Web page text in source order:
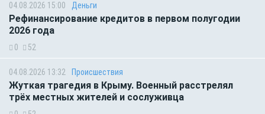
04.08.2026 15:00 Деньги
Рефинансирование кредитов в первом полугодии
2026 года
0 52
04.08.2026 13:32 Происшествия
Жуткая трагедия в Крыму. Военный расстрелял
трёх местных жителей и сослуживца